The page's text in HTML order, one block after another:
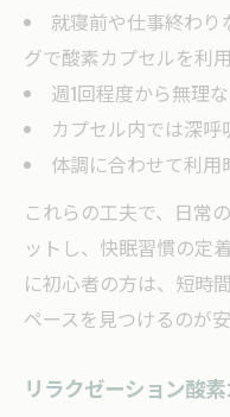
就寝前や仕事終わ
グで酸素カプセルを利
週1回程度から無理
カプセル内では深
体調に合わせて利用
これらの工夫で、日常
ットし、快眠習慣の定
に初心者の方は、短時
ペースを見つけるのが安
リラクゼーション酸